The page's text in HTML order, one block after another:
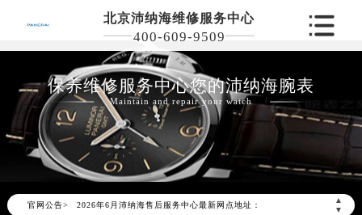
北京沛纳海维修服务中心
400-609-9509
保养维修服务中心您的沛纳海腕表
Maintain and repair your watch
官网公告>
▲
▼
2026年6月沛纳海北京市售后服务网络优化升级公告
2026年6月北京市沛纳海官方售后客户服务热线：400-609-9509
2026年6月沛纳海售后服务中心最新网点地址：